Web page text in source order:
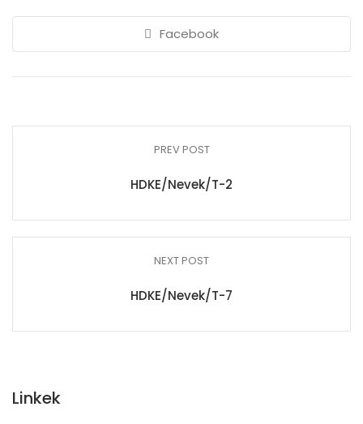
Facebook
PREV POST
HDKE/Nevek/T-2
NEXT POST
HDKE/Nevek/T-7
Linkek